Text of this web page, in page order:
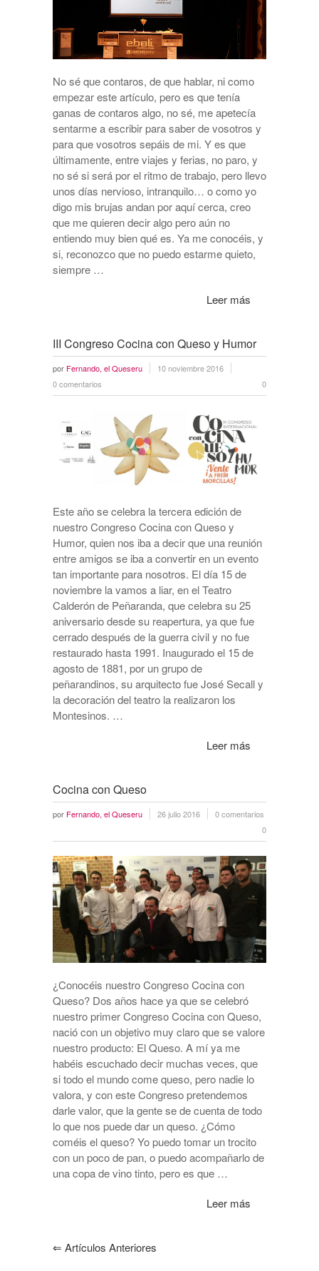
No sé que contaros, de que hablar, ni como
empezar este artículo, pero es que tenía
ganas de contaros algo, no sé, me apetecía
sentarme a escribir para saber de vosotros y
para que vosotros sepáis de mi. Y es que
últimamente, entre viajes y ferias, no paro, y
no sé si será por el ritmo de trabajo, pero llevo
unos días nervioso, intranquilo… o como yo
digo mis brujas andan por aquí cerca, creo
que me quieren decir algo pero aún no
entiendo muy bien qué es. Ya me conocéis, y
si, reconozco que no puedo estarme quieto,
siempre …
Leer más
III Congreso Cocina con Queso y Humor
por Fernando, el Queseru
10 noviembre 2016
0 comentarios
0
Este año se celebra la tercera edición de
nuestro Congreso Cocina con Queso y
Humor, quien nos iba a decir que una reunión
entre amigos se iba a convertir en un evento
tan importante para nosotros. El día 15 de
noviembre la vamos a liar, en el Teatro
Calderón de Peñaranda, que celebra su 25
aniversario desde su reapertura, ya que fue
cerrado después de la guerra civil y no fue
restaurado hasta 1991. Inaugurado el 15 de
agosto de 1881, por un grupo de
peñarandinos, su arquitecto fue José Secall y
la decoración del teatro la realizaron los
Montesinos. …
Leer más
Cocina con Queso
por Fernando, el Queseru 26 julio 2016
0 comentarios
0
¿Conocéis nuestro Congreso Cocina con
Queso? Dos años hace ya que se celebró
nuestro primer Congreso Cocina con Queso,
nació con un objetivo muy claro que se valore
nuestro producto: El Queso. A mí ya me
habéis escuchado decir muchas veces, que
si todo el mundo come queso, pero nadie lo
valora, y con este Congreso pretendemos
darle valor, que la gente se de cuenta de todo
lo que nos puede dar un queso. ¿Cómo
coméis el queso? Yo puedo tomar un trocito
con un poco de pan, o puedo acompañarlo de
una copa de vino tinto, pero es que …
Leer más
⇐ Artículos Anteriores